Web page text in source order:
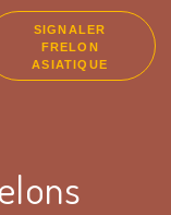
SIGNALER
FRELON
ASIATIQUE